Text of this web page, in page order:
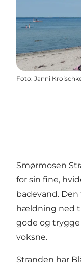
Foto: Janni
Smørmosen
for sin fine,
badevand.
hældning ned
gode og
voksne.
Stranden har